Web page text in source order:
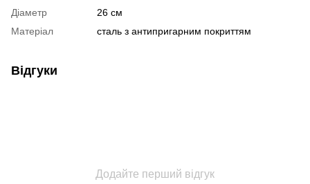
Діаметр
26 см
Матеріал
сталь з антипригарним покриттям
Відгуки
Додайте перший відгук